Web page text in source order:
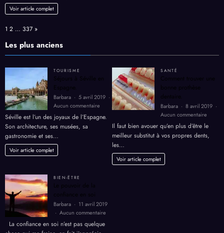
dirigeant
Voir article complet
Page:
1 2 … 337 Next
»
Les plus anciens
TOURISME
Séjours à Séville en
Espagne.
Barbara
5 avril 2019
Aucun commentaire
Séville
Espagne.
Séville est l’un des joyaux de l’Espagne.
Son architecture, ses musées, sa
gastronomie et ses…
Voir article complet
SANTÉ
Comment trouver une
bonne prothèse
dentaire.
Barbara
8 avril 2019
Aucun commentaire
une
Il faut bien avouer qu’en plus d’être le
meilleur substitut à vos propres dents,
les…
Voir article complet
BIEN-ËTRE
Le pouvoir de la
confiance en soi
Barbara
11 avril 2019
Aucun commentaire
La confiance en soi n’est pas quelque